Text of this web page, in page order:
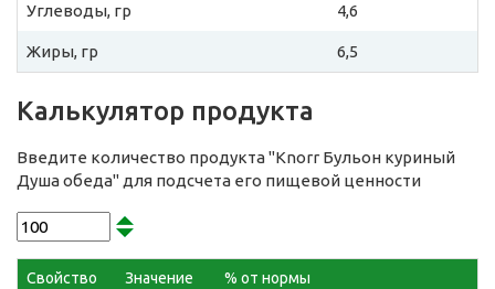
Углеводы, гр 4,6
Жиры, гр 6,5
Калькулятор продукта
Введите количество продукта "Knorr Бульон куриный
Душа обеда" для подсчета его пищевой ценности
Свойство Значение % от нормы